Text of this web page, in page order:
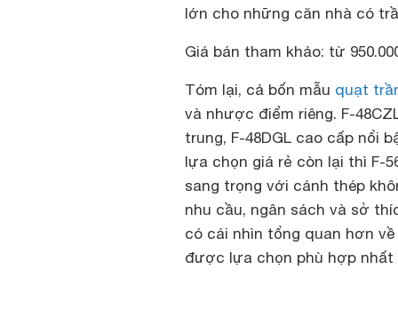
lớn cho những căn nhà có
Giá bán tham khảo: từ
Tóm lại, cả bốn mẫu quạt
và nhược điểm riêng. F-
trung, F-48DGL cao cấp nổi
lựa chọn giá rẻ còn lại thì F-
sang trọng với cánh thép
nhu cầu, ngân sách và sở
có cái nhìn tổng quan hơn
được lựa chọn phù hợp nhất